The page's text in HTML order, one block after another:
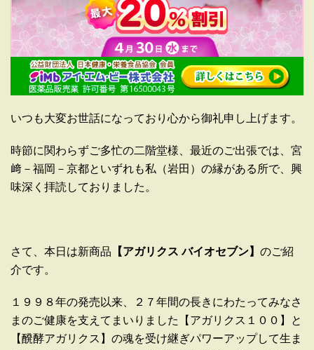
いつも大変お世話になっており心から御礼申し上げます。
時節に関わらずご多忙の二階堂様、最近のご出張では、宮
﨑－福岡－京都といずれも私（岩田）の縁がある所で、興
味深く拝読しておりました。
さて、本日は新商品 【アガリクス バイオセブン】 のご紹
介です。
１９９８年の発売以来、２７年間の長きにわたってみなさ
まのご健康を支えてまいりました【アガリクス１００】と
【醗酵アガリクス】の魂を受け継ぎパワーアップして生ま